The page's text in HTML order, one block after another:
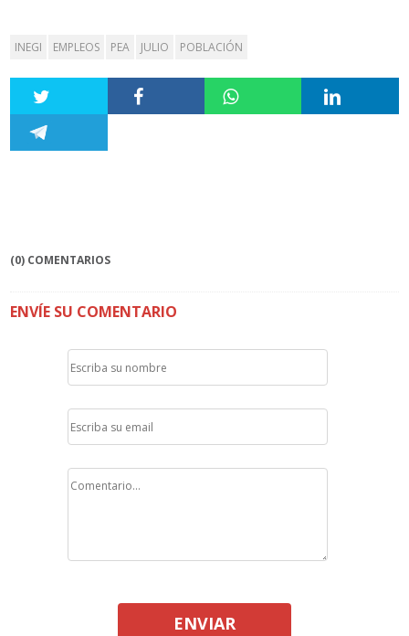
INEGI EMPLEOS PEA JULIO POBLACIÓN
(0) COMENTARIOS
ENVÍE SU COMENTARIO
ENVIAR